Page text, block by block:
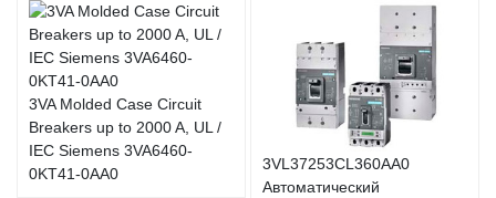
3VA Molded Case Circuit
Breakers up to 2000 A, UL /
IEC Siemens 3VA6460-
0KT41-0AA0
3VL37253CL360AA0
Автоматический